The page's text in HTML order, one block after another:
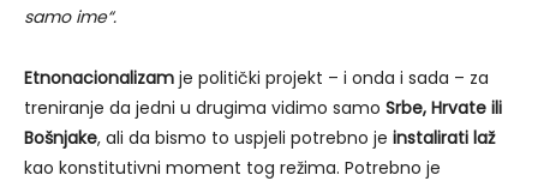
samo ime“.
Etnonacionalizam je politički projekt – i onda i sada – za
treniranje da jedni u drugima vidimo samo Srbe, Hrvate ili
Bošnjake, ali da bismo to uspjeli potrebno je instalirati laž
kao konstitutivni moment tog režima. Potrebno je